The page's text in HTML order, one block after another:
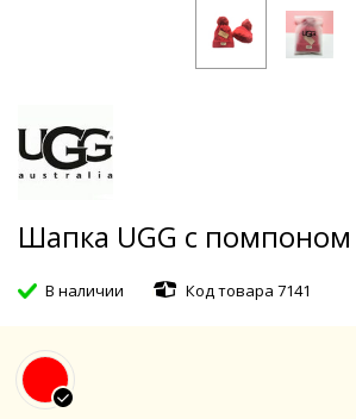
Шапка UGG с помпоном
В наличии Код товара 7141